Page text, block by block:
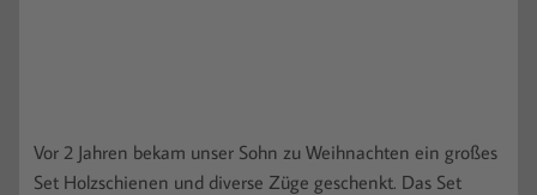
Vor 2 Jahren bekam unser Sohn zu Weihnachten ein großes
Set Holzschienen und diverse Züge geschenkt. Das Set